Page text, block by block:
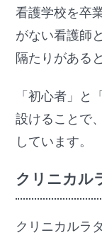
看護学校を卒
がない看護師
隔たりがある
「初心者」と
設けることで
しています。
クリニカル
クリニカルラ